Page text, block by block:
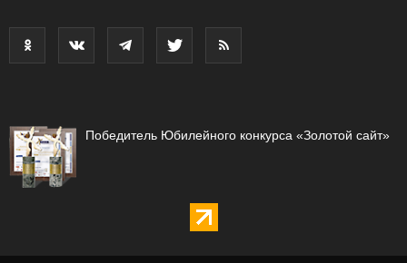
Победитель Юбилейного конкурса «Золотой сайт»